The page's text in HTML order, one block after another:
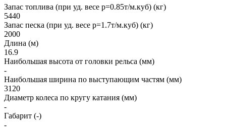
Запас топлива (при уд. весе р=0.85т/м.куб) (кг)
5440
Запас песка (при уд. весе р=1.7т/м.куб) (кг)
2000
Длина (м)
16.9
Наибольшая высота от головки рельса (мм)
-
Наибольшая ширина по выступающим частям (мм)
3120
Диаметр колеса по кругу катания (мм)
-
Габарит (-)
-